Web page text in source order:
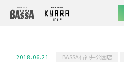
2018.06.21 BASSA石神井公園店